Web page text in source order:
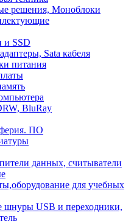
решения, Моноблоки
и SSD
Sata кабеля
питания
BluRay
ПО
данных, считыватели
для учебных
шнуры USB и переходники,